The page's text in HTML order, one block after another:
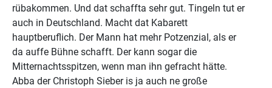
rübakommen. Und dat schaffta sehr gut. Tingeln tut er
auch in Deutschland. Macht dat Kabarett
hauptberuflich. Der Mann hat mehr Potzenzial, als er
da auffe Bühne schafft. Der kann sogar die
Mitternachtsspitzen, wenn man ihn gefracht hätte.
Abba der Christoph Sieber is ja auch ne große